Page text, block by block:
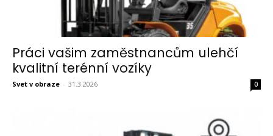
Práci vašim zaměstnancům ulehčí
kvalitní terénní vozíky
Svet v obraze - 31.3.2026 0